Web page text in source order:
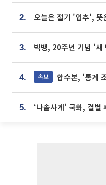
2. 오늘은 절기 '입추', 뜻
3.
4. 속보 합수본, '통계 조작' 서
5.